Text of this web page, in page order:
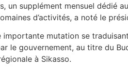
supplément mensuel dédié
d’activités, a noté le
importante mutation se
le gouvernement, au titre du
à Sikasso.